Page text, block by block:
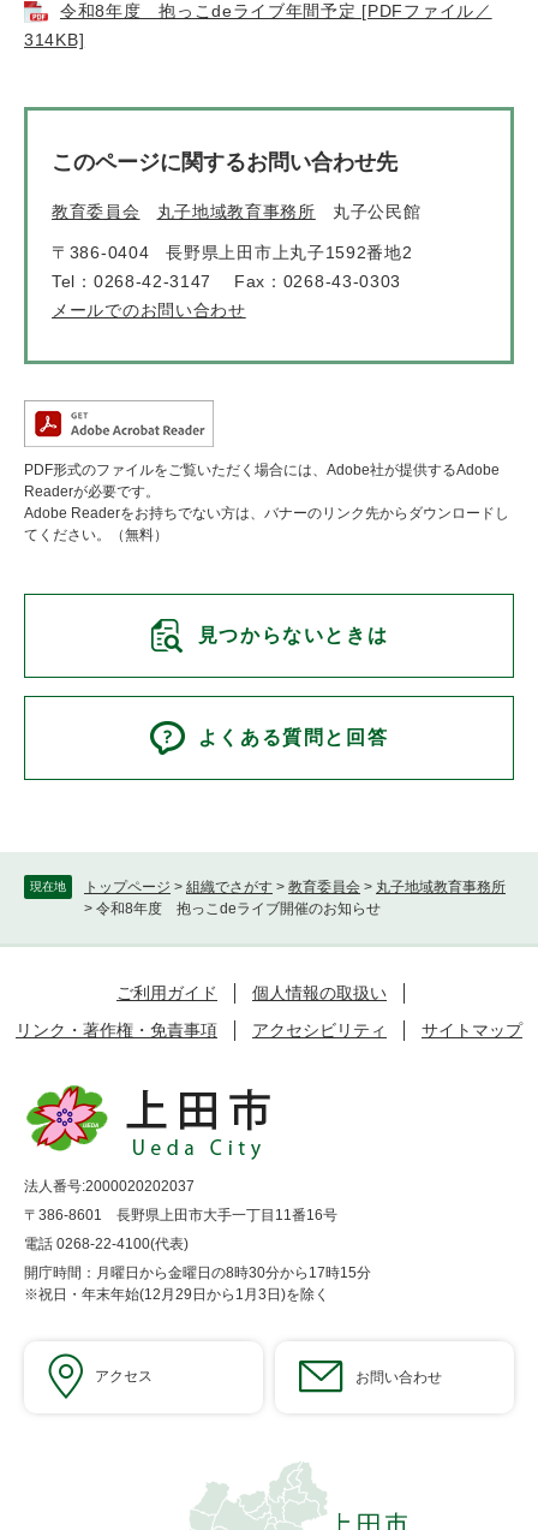
現在地 トップページ > 組織でさがす > 教育委員会 > 丸子地域教育事務所
> 令和8年度 抱っこdeライブ開催のお知らせ
令和8年度 抱っこdeライブ年間予定 [PDFファイル／
314KB]
このページに関するお問い合わせ先
教育委員会 丸子地域教育事務所 丸子公民館
〒386-0404
長野県上田市上丸子1592番地2
Tel：0268-42-3147
Fax：0268-43-0303
メールでのお問い合わせ
PDF形式のファイルをご覧いただく場合には、Adobe社が提供するAdobe
Readerが必要です。
Adobe Readerをお持ちでない方は、バナーのリンク先からダウンロードし
てください。（無料）
見つからないときは
よくある質問と回答
ご利用ガイド
個人情報の取扱い
リンク・著作権・免責事項
アクセシビリティ サイトマップ
法人番号:2000020202037
〒386-8601 長野県上田市大手一丁目11番16号
電話 0268-22-4100(代表)
開庁時間：月曜日から金曜日の8時30分から17時15分
※祝日・年末年始(12月29日から1月3日)を除く
アクセス お問い合わせ